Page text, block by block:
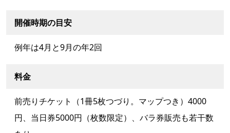
開催時期の目安
例年は4月と9月の年2回
料金
前売りチケット（1冊5枚つづり。マップつき）4000
円、当日券5000円（枚数限定）、バラ券販売も若干数